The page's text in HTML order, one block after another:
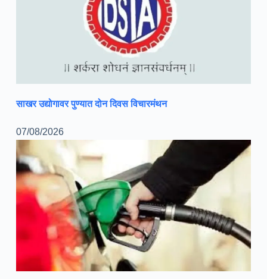
साखर उद्योगावर पुण्यात दोन दिवस विचारमंथन
07/08/2026